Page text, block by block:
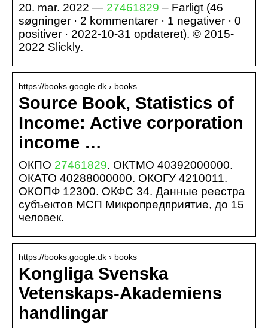
20. mar. 2022 — 27461829 – Farligt (46
søgninger · 2 kommentarer · 1 negativer · 0
positiver · 2022-10-31 opdateret). © 2015-
2022 Slickly.
https://books.google.dk › books
Source Book, Statistics of
Income: Active corporation
income …
ОКПО 27461829. ОКТМО 40392000000.
ОКАТО 40288000000. ОКОГУ 4210011.
ОКОПФ 12300. ОКФС 34. Данные реестра
субъектов МСП Микропредприятие, до 15
человек.
https://books.google.dk › books
Kongliga Svenska
Vetenskaps-Akademiens
handlingar